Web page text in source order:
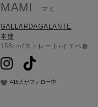
MAMI マミ
GALLARDAGALANTE
本部
158cm/ストレート /イエベ春
415人がフォロー中